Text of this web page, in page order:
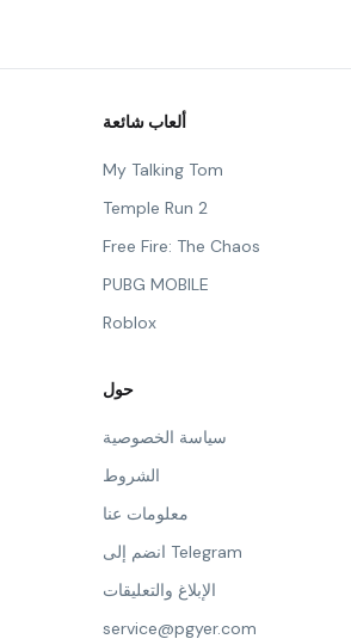
ألعاب شائعة
My Talking Tom
Temple Run 2
Free Fire: The Chaos
PUBG MOBILE
Roblox
حول
سياسة الخصوصية
الشروط
معلومات عنا
انضم إلى Telegram
الإبلاغ والتعليقات
service@pgyer.com